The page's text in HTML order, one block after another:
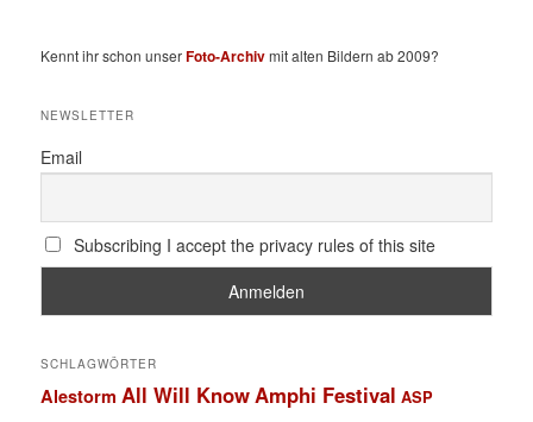
Kennt ihr schon unserFoto-Archivmit alten Bildern ab 2009?
NEWSLETTER
Email
Subscribing I accept the privacy rules of this site
SCHLAGWÖRTER
Alestorm All Will Know Amphi Festival ASP